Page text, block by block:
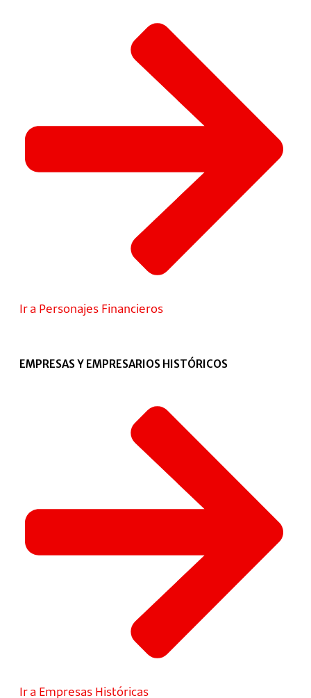
Ir a Personajes Financieros
EMPRESAS Y EMPRESARIOS HISTÓRICOS
Ir a Empresas Históricas